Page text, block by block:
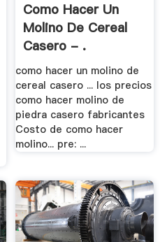
Como Hacer Un
Molino De Cereal
Casero - .
como hacer un molino de
cereal casero ... los precios
como hacer molino de
piedra casero fabricantes
Costo de como hacer
molino... pre: ...